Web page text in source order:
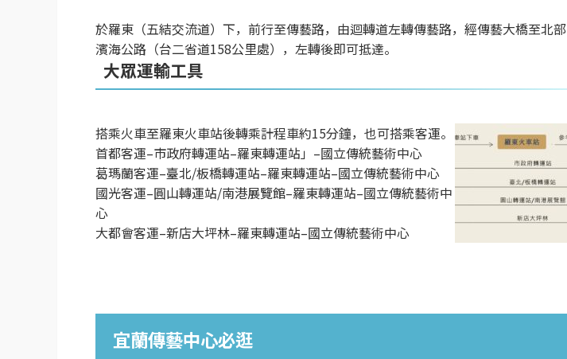
於羅東（五結交流道）下，前行至傳藝路，由迴轉道左轉傳藝路，經傳藝大橋至北部
濱海公路（台二省道158公里處），左轉後即可抵達。
大眾運輸工具
搭乘火車至羅東火車站後轉乘計程車約15分鐘，也可搭乘客運。
首都客運–市政府轉運站–羅東轉運站」–國立傳統藝術中心
葛瑪蘭客運–臺北/板橋轉運站–羅東轉運站–國立傳統藝術中心
國光客運–圓山轉運站/南港展覽館–羅東轉運站–國立傳統藝術中
心
大都會客運–新店大坪林–羅東轉運站–國立傳統藝術中心
宜蘭傳藝中心必逛